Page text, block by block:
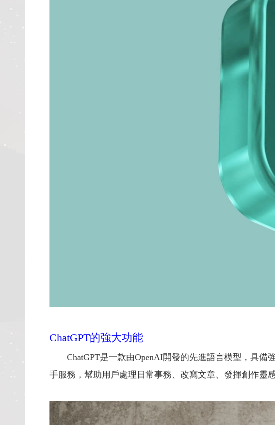
ChatGPT的強大功能
ChatGPT是一款由OpenAI開發的先進語言模型，具
手服務，幫助用戶處理日常事務、改寫文章、發揮創作靈